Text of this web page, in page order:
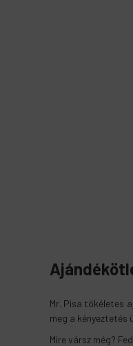
Mr. Pisa tökéletes
meg a kényeztetés
Mire vársz még?